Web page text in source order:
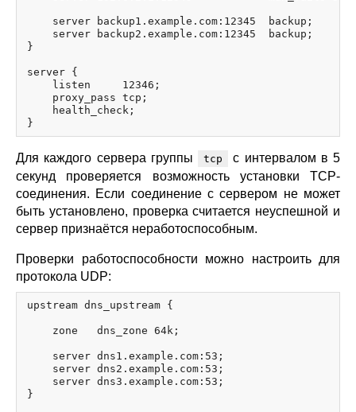
    server backup1.example.com:12345  backup;
    server backup2.example.com:12345  backup;
}
server {
    listen     12346;
    proxy_pass tcp;
    health_check;
Для каждого сервера группы tcp
с интервалом в 5
секунд проверяется возможность установки TCP-
соединения. Если соединение с сервером не может
быть установлено, проверка считается неуспешной и
сервер признаётся неработоспособным.
Проверки работоспособности можно настроить для
протокола UDP:
upstream dns_upstream {
    zone   dns_zone 64k;
    server dns1.example.com:53;
    server dns2.example.com:53;
    server dns3.example.com:53;
}